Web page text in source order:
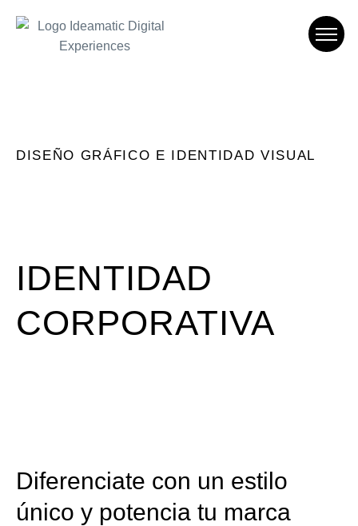
Agència de comunicació digital
DISEÑO GRÁFICO E IDENTIDAD VISUAL
IDENTIDAD
CORPORATIVA
Diferenciate con un estilo
único y potencia tu marca